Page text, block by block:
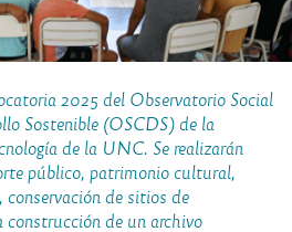
2025 del Observatorio Social
Sostenible (OSCDS) de la
de la UNC. Se realizarán
público, patrimonio cultural,
conservación de sitios de
de un archivo